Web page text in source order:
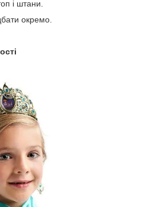
і штани.
окремо.